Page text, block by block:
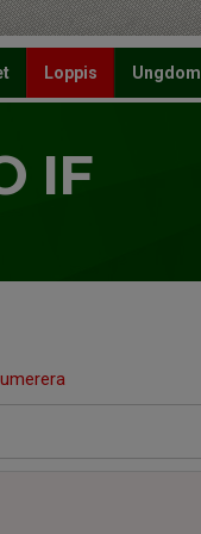
Loppis Ungdom
IF